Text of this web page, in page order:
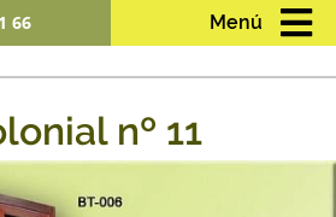
66 Menú
nº 11